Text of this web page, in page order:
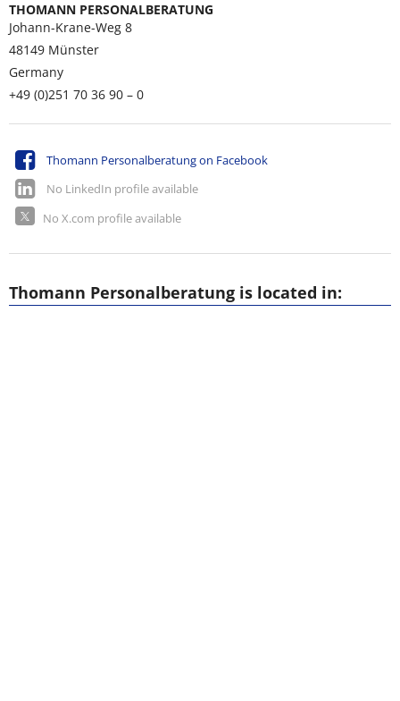
THOMANN PERSONALBERATUNG
Johann-Krane-Weg 8
48149 Münster
Germany
+49 (0)251 70 36 90 – 0
Thomann Personalberatung on Facebook
No LinkedIn profile available
No X.com profile available
Thomann Personalberatung is located in: